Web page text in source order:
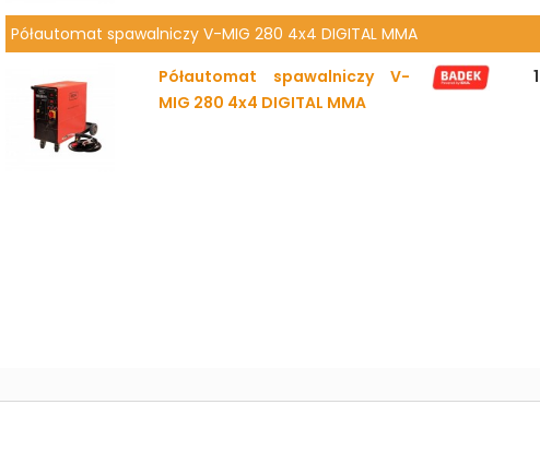
Półautomat spawalniczy V-MIG 280 4x4 DIGITAL MMA
Półautomat spawalniczy V-
MIG 280 4x4 DIGITAL MMA
1